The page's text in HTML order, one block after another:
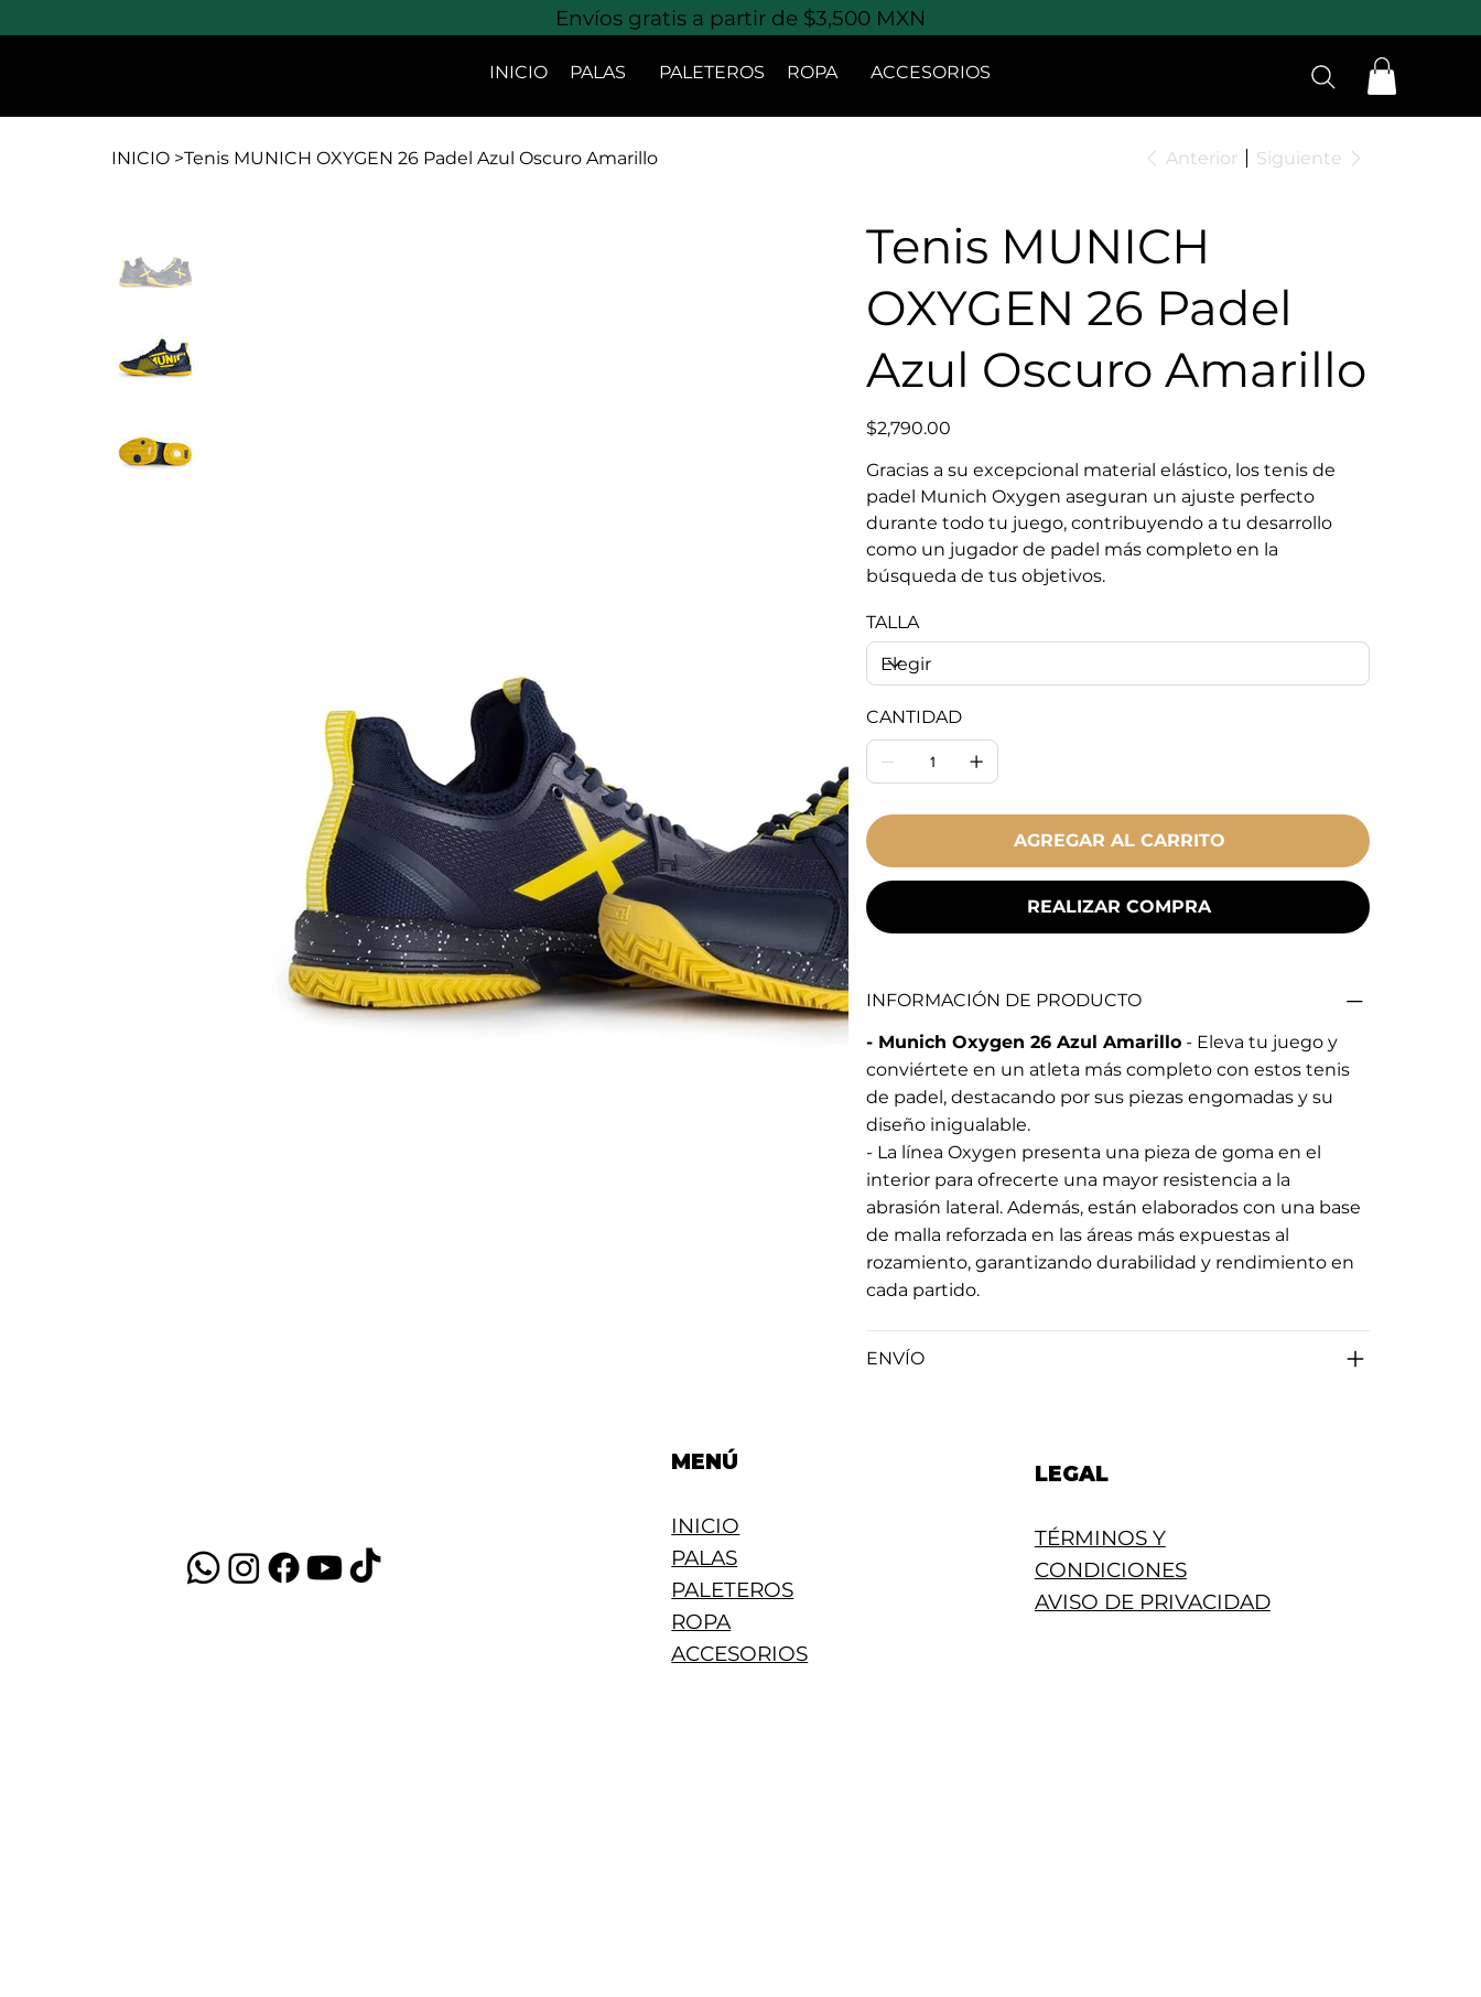
Envíos gratis a partir de $3,500 MXN
INICIO PALAS PALETEROS ROPA ACCESORIOS
INICIO >Tenis MUNICH OXYGEN 26 Padel Azul Oscuro Amarillo Anterior Siguiente
Tenis MUNICH
OXYGEN 26 Padel
Azul Oscuro Amarillo
Precio
$2,790.00
Gracias a su excepcional material elástico, los tenis de
padel Munich Oxygen aseguran un ajuste perfecto
durante todo tu juego, contribuyendo a tu desarrollo
como un jugador de padel más completo en la
búsqueda de tus objetivos.
TALLA
CANTIDAD
AGREGAR AL CARRITO
REALIZAR COMPRA
INFORMACIÓN DE PRODUCTO
- Munich Oxygen 26 Azul Amarillo - Eleva tu juego y
conviértete en un atleta más completo con estos tenis
de padel, destacando por sus piezas engomadas y su
diseño inigualable.
- La línea Oxygen presenta una pieza de goma en el
interior para ofrecerte una mayor resistencia a la
abrasión lateral. Además, están elaborados con una base
de malla reforzada en las áreas más expuestas al
rozamiento, garantizando durabilidad y rendimiento en
cada partido.
ENVÍO
MENÚ
INICIO
PALAS
PALETEROS
ROPA
ACCESORIOS
LEGAL
TÉRMINOS Y
CONDICIONES
AVISO DE PRIVACIDAD